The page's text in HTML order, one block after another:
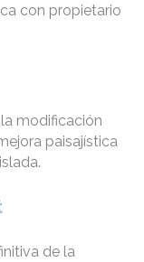
con propietario
modificación
paisajística
de la